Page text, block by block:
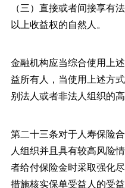
（三）直接或者间接享有
以上收益权的自然人。
金融机构应当综合使用上
益所有人，当使用上述方
别法人或者非法人组织的高
第二十三条对于人寿保险
人组织并且具有较高风险
者给付保险金时采取强化
措施核实保单受益人的受益